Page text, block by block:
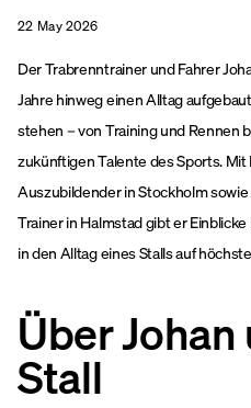
22 May 2026
Der Trabrenntrainer und Fahrer
Jahre hinweg einen Alltag
stehen – von Training und Rennen
zukünftigen Talente des Sports.
Auszubildender in Stockholm
Trainer in Halmstad gibt er
in den Alltag eines Stalls auf
Über
Stall